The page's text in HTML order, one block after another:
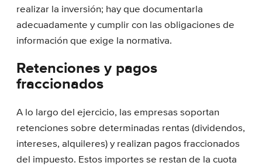
realizar la inversión; hay que documentarla
adecuadamente y cumplir con las obligaciones de
información que exige la normativa.
Retenciones y pagos
fraccionados
A lo largo del ejercicio, las empresas soportan
retenciones sobre determinadas rentas (dividendos,
intereses, alquileres) y realizan pagos fraccionados
del impuesto. Estos importes se restan de la cuota